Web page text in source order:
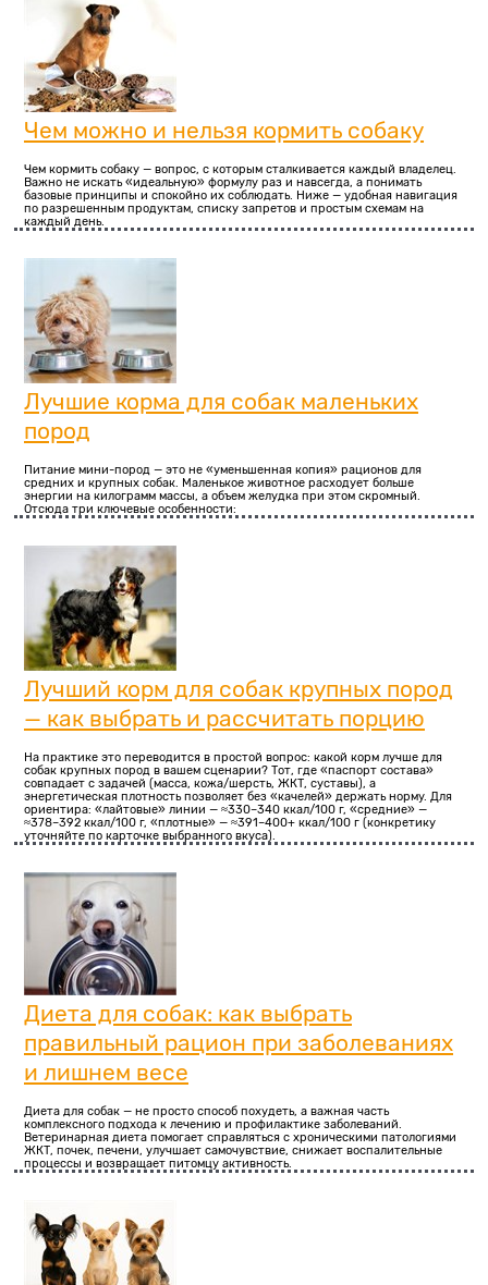
Чем можно и нельзя кормить собаку
Чем кормить собаку — вопрос, с которым сталкивается каждый владелец.
Важно не искать «идеальную» формулу раз и навсегда, а понимать
базовые принципы и спокойно их соблюдать. Ниже — удобная навигация
по разрешенным продуктам, списку запретов и простым схемам на
каждый день.
Лучшие корма для собак маленьких
пород
Питание мини-пород — это не «уменьшенная копия» рационов для
средних и крупных собак. Маленькое животное расходует больше
энергии на килограмм массы, а объем желудка при этом скромный.
Отсюда три ключевые особенности:
Лучший корм для собак крупных пород
— как выбрать и рассчитать порцию
На практике это переводится в простой вопрос: какой корм лучше для
собак крупных пород в вашем сценарии? Тот, где «паспорт состава»
совпадает с задачей (масса, кожа/шерсть, ЖКТ, суставы), а
энергетическая плотность позволяет без «качелей» держать норму. Для
ориентира: «лайтовые» линии — ≈330–340 ккал/100 г, «средние» —
≈378–392 ккал/100 г, «плотные» — ≈391–400+ ккал/100 г (конкретику
уточняйте по карточке выбранного вкуса).
Диета для собак: как выбрать
правильный рацион при заболеваниях
и лишнем весе
Диета для собак — не просто способ похудеть, а важная часть
комплексного подхода к лечению и профилактике заболеваний.
Ветеринарная диета помогает справляться с хроническими патологиями
ЖКТ, почек, печени, улучшает самочувствие, снижает воспалительные
процессы и возвращает питомцу активность.